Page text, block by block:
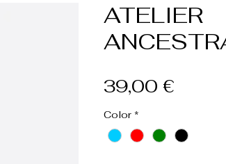
ATELIER
39,00 €
Color *